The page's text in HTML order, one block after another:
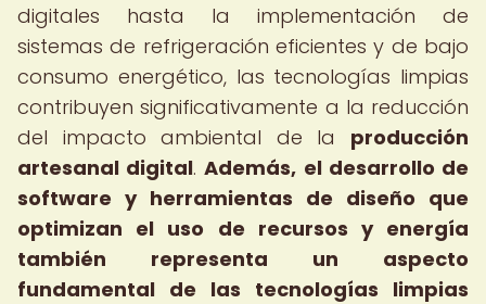
digitales hasta la implementación de
sistemas de refrigeración eficientes y de bajo
consumo energético, las tecnologías limpias
contribuyen significativamente a la reducción
del impacto ambiental de la producción
artesanal digital.Además, el desarrollo de
software y herramientas de diseño que
optimizan el uso de recursos y energía
también representa un aspecto
fundamental de las tecnologías limpias